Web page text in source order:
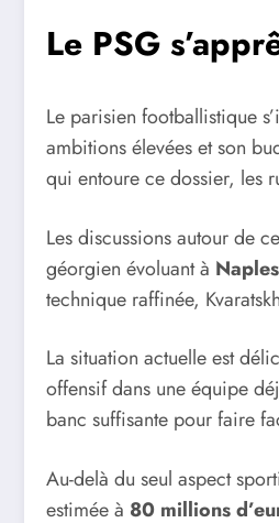
Le PSG
Le parisien footballistique
ambitions élevées et son
qui entoure ce dossier, les
Les discussions autour de
géorgien évoluant à Naples
technique raffinée,
La situation actuelle est
offensif dans une équipe
banc suffisante pour faire
Au-delà du seul aspect
estimée à 80 millions